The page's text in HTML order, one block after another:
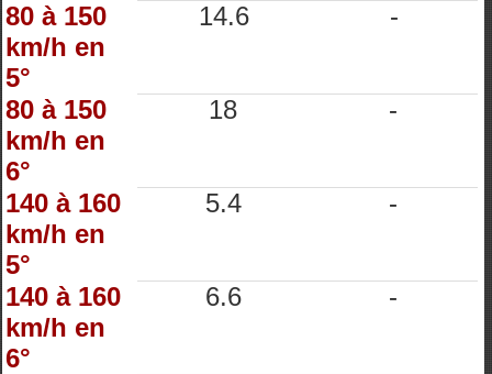
80 à 150
km/h en
5°
14.6 -
80 à 150
km/h en
6°
18 -
140 à 160
km/h en
5°
5.4 -
140 à 160
km/h en
6°
6.6 -